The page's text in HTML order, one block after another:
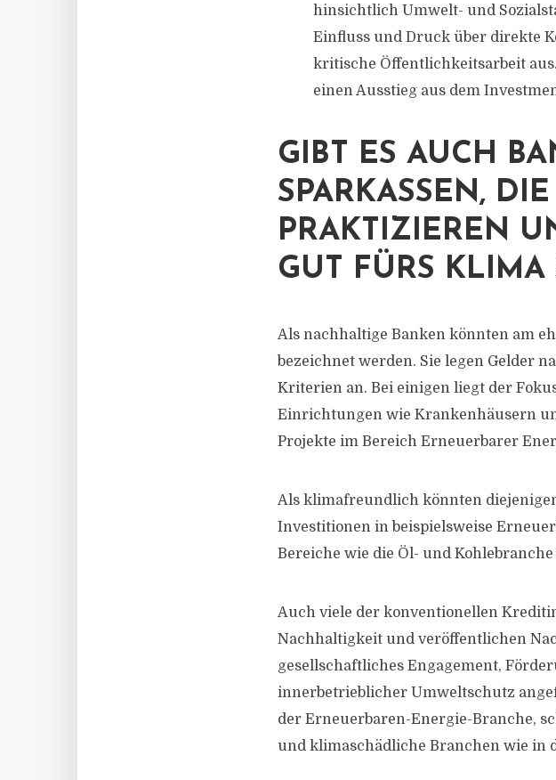
hinsichtlich Umwelt- und
Einfluss und Druck über direkte
kritische Öffentlichkeitsarbeit
einen Ausstieg aus dem
GIBT ES AUCH
SPARKASSEN,
PRAKTIZIEREN
GUT FÜRS KLIMA
Als nachhaltige Banken könnten am
bezeichnet werden. Sie legen Gelder
Kriterien an. Bei einigen liegt der
Einrichtungen wie Krankenhäusern
Projekte im Bereich Erneuerbarer
Als klimafreundlich könnten
Investitionen in beispielsweise
Bereiche wie die Öl- und Kohlebranche
Auch viele der konventionellen
Nachhaltigkeit und veröffentlichen
gesellschaftliches Engagement,
innerbetrieblicher Umweltschutz
der Erneuerbaren-Energie-Branche,
und klimaschädliche Branchen wie in